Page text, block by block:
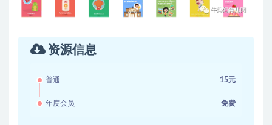
资源信息
普通 15元
年度会员 免费